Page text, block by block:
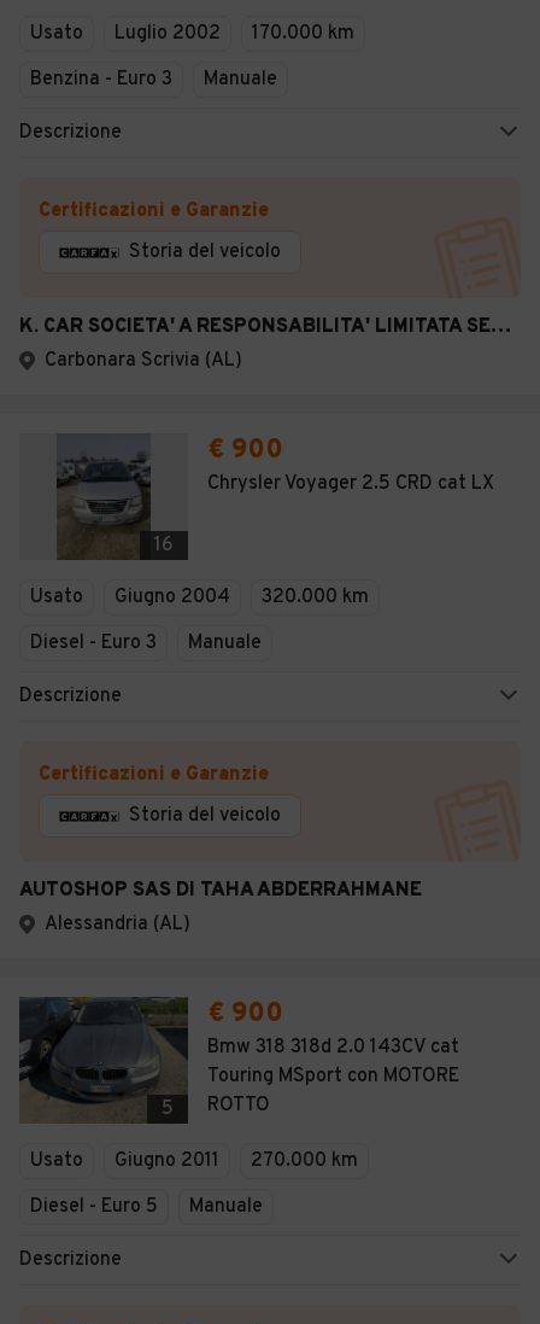
Usato Luglio 2002
170.000 km
Benzina - Euro 3
Manuale
Descrizione
Certificazioni e Garanzie
Storia del veicolo
K. CAR SOCIETA' A RESPONSABILITA' LIMITATA SEMPLIFICATA
Carbonara Scrivia (AL)
16
€ 900
Chrysler Voyager 2.5 CRD cat LX
Usato Giugno 2004
320.000 km
Diesel - Euro 3
Manuale
Descrizione
Certificazioni e Garanzie
Storia del veicolo
AUTOSHOP SAS DI TAHA ABDERRAHMANE
Alessandria (AL)
5
€ 900
Bmw 318 318d 2.0 143CV cat
Touring MSport con MOTORE
ROTTO
Usato Giugno 2011
270.000 km
Diesel - Euro 5
Manuale
Descrizione